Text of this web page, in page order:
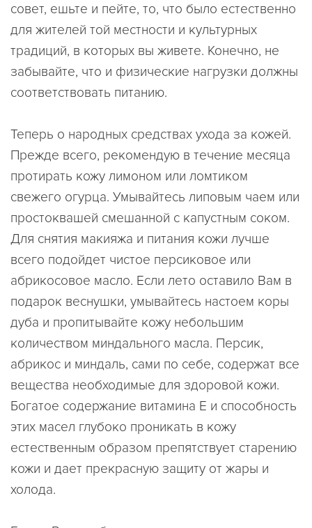
совет, ешьте и пейте, то, что было естественно
для жителей той местности и культурных
традиций, в которых вы живете. Конечно, не
забывайте, что и физические нагрузки должны
соответствовать питанию.
Теперь о народных средствах ухода за кожей.
Прежде всего, рекомендую в течение месяца
протирать кожу лимоном или ломтиком
свежего огурца. Умывайтесь липовым чаем или
простоквашей смешанной с капустным соком.
Для снятия макияжа и питания кожи лучше
всего подойдет чистое персиковое или
абрикосовое масло. Если лето оставило Вам в
подарок веснушки, умывайтесь настоем коры
дуба и пропитывайте кожу небольшим
количеством миндального масла. Персик,
абрикос и миндаль, сами по себе, содержат все
вещества необходимые для здоровой кожи.
Богатое содержание витамина Е и способность
этих масел глубоко проникать в кожу
естественным образом препятствует старению
кожи и дает прекрасную защиту от жары и
холода.